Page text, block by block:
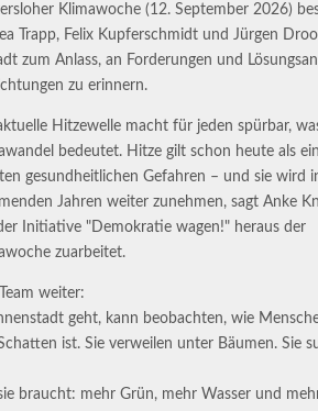
Klimawoche (12. September 2026)
Trapp, Felix Kupferschmidt und Jürgen
zum Anlass, an Forderungen und
zu erinnern.
Hitzewelle macht für jeden spürbar,
bedeutet. Hitze gilt schon heute als
gesundheitlichen Gefahren – und sie wird
Jahren weiter zunehmen, sagt Anke
Initiative "Demokratie wagen!" heraus der
zuarbeitet.
weiter:
geht, kann beobachten, wie
ist. Sie verweilen unter Bäumen. Sie
braucht: mehr Grün, mehr Wasser und